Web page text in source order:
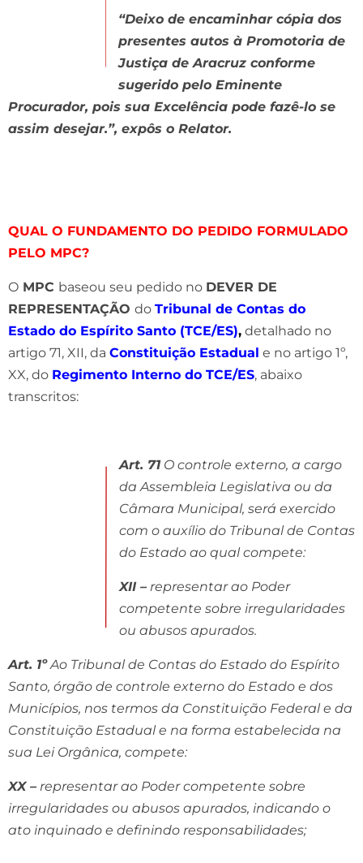
“Deixo de encaminhar cópia dos
presentes autos à Promotoria de
Justiça de Aracruz conforme
sugerido pelo Eminente
Procurador, pois sua Excelência pode fazê-lo se
assim desejar.”, expôs o Relator.
QUAL O FUNDAMENTO DO PEDIDO FORMULADO
PELO MPC?
O MPC baseou seu pedido no DEVER DE
REPRESENTAÇÃO do Tribunal de Contas do
Estado do Espírito Santo (TCE/ES), detalhado no
artigo 71, XII, da Constituição Estadual e no artigo 1º,
XX, do Regimento Interno do TCE/ES, abaixo
transcritos:
Art. 71O controle externo, a cargo
da Assembleia Legislativa ou da
Câmara Municipal, será exercido
com o auxílio do Tribunal de Contas
do Estado ao qual compete:
XII – representar ao Poder
competente sobre irregularidades
ou abusos apurados.
Art. 1ºAo Tribunal de Contas do Estado do Espírito
Santo, órgão de controle externo do Estado e dos
Municípios, nos termos da Constituição Federal e da
Constituição Estadual e na forma estabelecida na
sua Lei Orgânica, compete:
XX – representar ao Poder competente sobre
irregularidades ou abusos apurados, indicando o
ato inquinado e definindo responsabilidades;